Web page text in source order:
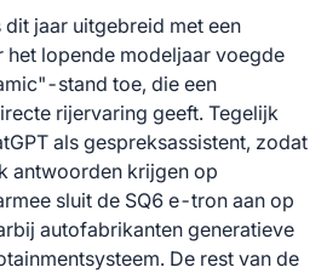
jaar uitgebreid met een
het lopende modeljaar voegde
stand toe, die een
rijervaring geeft. Tegelijk
als gespreksassistent, zodat
antwoorden krijgen op
sluit de SQ6 e-tron aan op
autofabrikanten generatieve
De rest van de